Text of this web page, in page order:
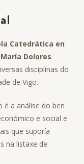
Catedrática en
Dolores
disciplinas do
de Vigo.
é a análise do ben
e social e
que suporía
na listaxe de